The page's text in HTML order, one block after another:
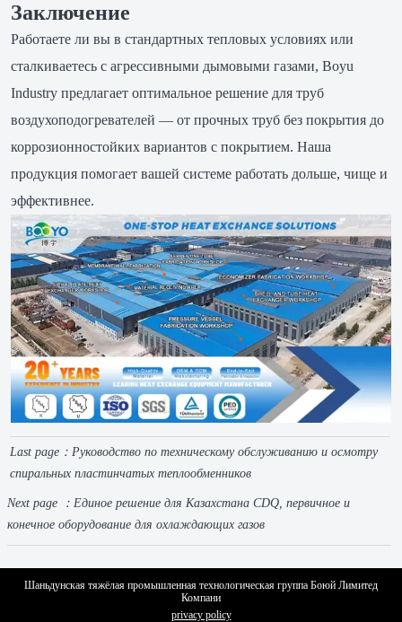
Заключение
Работаете ли вы в стандартных тепловых условиях или
сталкиваетесь с агрессивными дымовыми газами, Boyu
Industry предлагает оптимальное решение для труб
воздухоподогревателей — от прочных труб без покрытия до
коррозионностойких вариантов с покрытием. Наша
продукция помогает вашей системе работать дольше, чище и
эффективнее.
Last page： Руководство по техническому обслуживанию и осмотру
спиральных пластинчатых теплообменников
Next page ：Единое решение для Казахстана CDQ, первичное и
конечное оборудование для охлаждающих газов
Шаньдунская тяжёлая промышленная технологическая группа Боюй Лимитед
Компани
privacy policy